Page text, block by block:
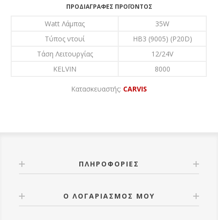
ΠΡΟΔΙΑΓΡΑΦΈΣ ΠΡΟΪΌΝΤΟΣ
Watt Λάμπας
35W
Τύπος ντουί
HB3 (9005) (P20D)
Τάση Λειτουργίας
12/24V
KELVIN
8000
Κατασκευαστής: CARVIS
ΠΛΗΡΟΦΟΡΊΕΣ
Ο ΛΟΓΑΡΙΑΣΜΌΣ ΜΟΥ